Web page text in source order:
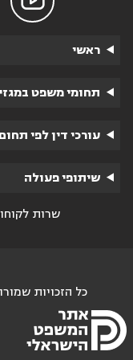
ראשי
תחומי משפט
עורכי דין לפי תחום
שיתופי פעולה
שרות
כל הזכויות